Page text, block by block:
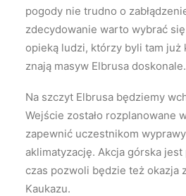
pogody nie trudno o
zdecydowanie warto wybrać
opieką ludzi, którzy byli tam już
znają masyw Elbrusa doskonale.
Na szczyt Elbrusa będziemy
Wejście zostało rozplanowane
zapewnić uczestnikom
aklimatyzację. Akcja górska
czas pozwoli będzie też okazja
Kaukazu.